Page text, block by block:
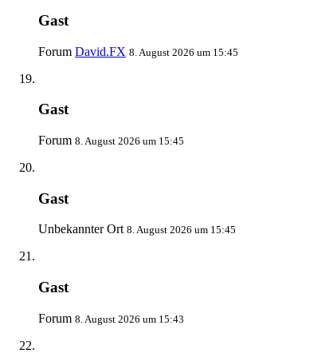
Gast
Forum David.FX 8. August 2026 um 15:45
Gast
Forum 8. August 2026 um 15:45
Gast
Unbekannter Ort 8. August 2026 um 15:45
Gast
Forum 8. August 2026 um 15:43